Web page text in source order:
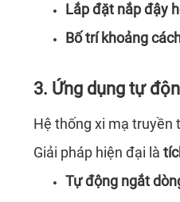
Lắp đặt nắp đậy
Bố trí khoảng
3. Ứng dụng tự
Hệ thống xi mạ truyền
Giải pháp hiện đại là
Tự động ngắt